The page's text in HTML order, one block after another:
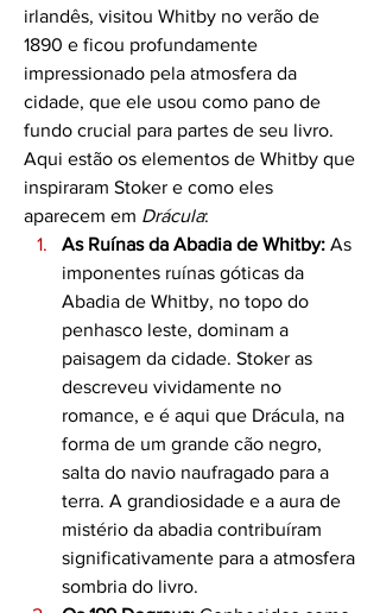
irlandês, visitou Whitby no verão de
1890 e ficou profundamente
impressionado pela atmosfera da
cidade, que ele usou como pano de
fundo crucial para partes de seu livro.
Aqui estão os elementos de Whitby que
inspiraram Stoker e como eles
aparecem em Drácula:
As Ruínas da Abadia de Whitby: As
imponentes ruínas góticas da
Abadia de Whitby, no topo do
penhasco leste, dominam a
paisagem da cidade. Stoker as
descreveu vividamente no
romance, e é aqui que Drácula, na
forma de um grande cão negro,
salta do navio naufragado para a
terra. A grandiosidade e a aura de
mistério da abadia contribuíram
significativamente para a atmosfera
sombria do livro.